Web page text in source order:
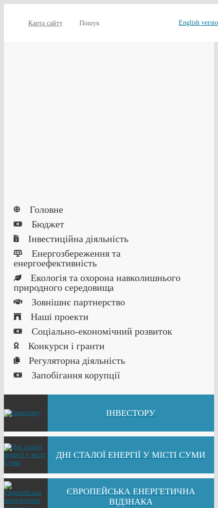
Карта сайту Пошук English
Головне
Бюджет
Інвестиційна діяльність
Енергозбереження та
енергоефективність
Екологія та охорона навколишнього
природного середовища
Зовнішнє партнерство
Наші проекти
Соціально-економічний розвиток
Конкурси і гранти
Регуляторна діяльність
Запобігання корупції
ІНВЕСТОРУ
ДНІ СТАЛОЇ ЕНЕРГІЇ У МІСТІ СУМИ
ЄВРОПЕЙСЬКА ЕНЕРГЕТИЧНА
ВІДЗНАКА